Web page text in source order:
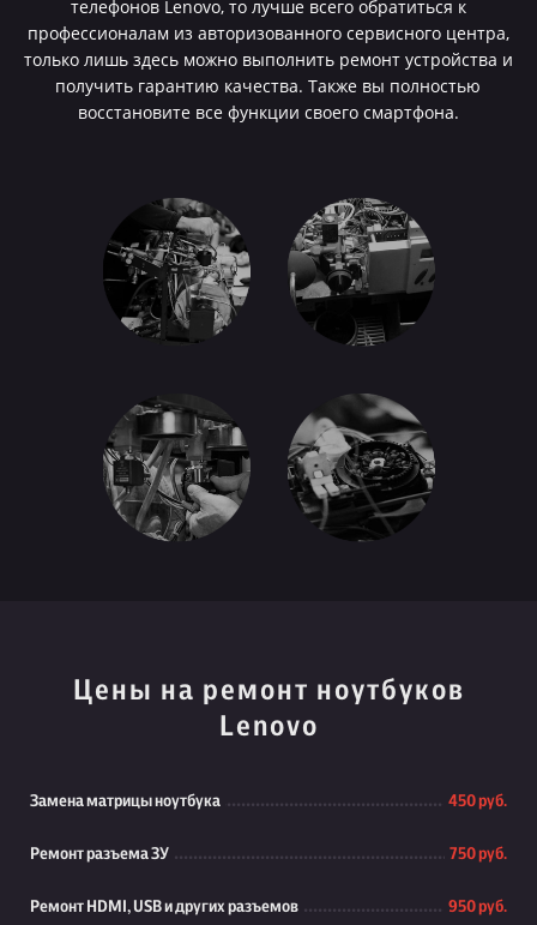
телефонов Lenovo, то лучше всего обратиться к
профессионалам из авторизованного сервисного центра,
только лишь здесь можно выполнить ремонт устройства и
получить гарантию качества. Также вы полностью
восстановите все функции своего смартфона.
Цены на ремонт ноутбуков
Lenovo
Замена матрицы ноутбука 450 руб.
Ремонт разъема ЗУ 750 руб.
Ремонт HDMI, USB и других разъемов 950 руб.